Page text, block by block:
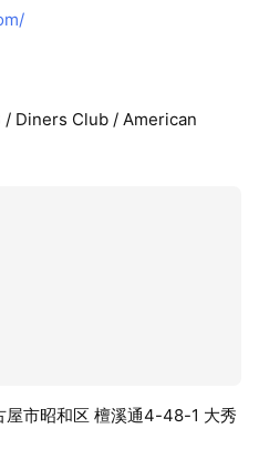
Diners Club / American
市昭和区 檀溪通4-48-1 大秀